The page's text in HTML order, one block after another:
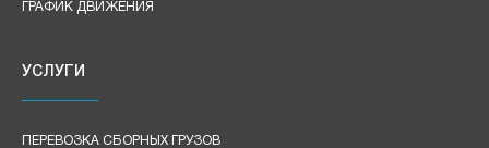
ГРАФИК ДВИЖЕНИЯ
УСЛУГИ
ПЕРЕВОЗКА СБОРНЫХ ГРУЗОВ